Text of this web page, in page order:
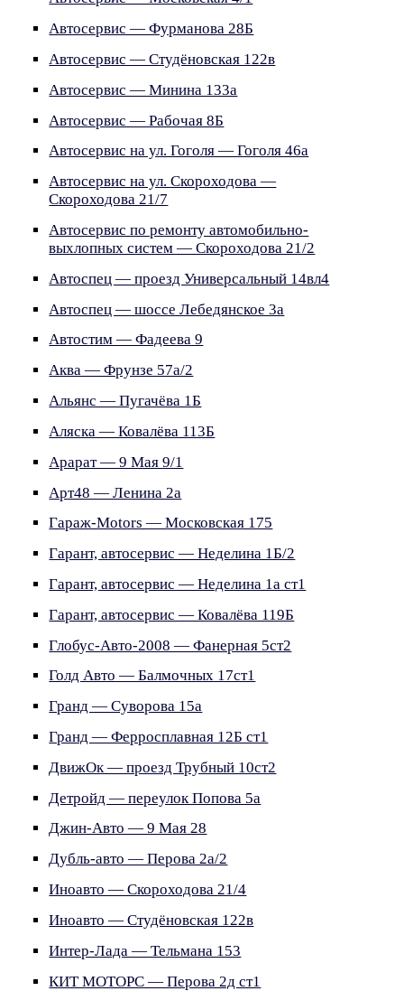
Автосервис — Фурманова 28Б
Автосервис — Студёновская 122в
Автосервис — Минина 133а
Автосервис — Рабочая 8Б
Автосервис на ул. Гоголя — Гоголя 46а
Автосервис на ул. Скороходова —
Скороходова 21/7
Автосервис по ремонту автомобильно-
выхлопных систем — Скороходова 21/2
Автоспец — проезд Универсальный 14вл4
Автоспец — шоссе Лебедянское 3а
Автостим — Фадеева 9
Аква — Фрунзе 57а/2
Альянс — Пугачёва 1Б
Аляска — Ковалёва 113Б
Арарат — 9 Мая 9/1
Арт48 — Ленина 2а
Гараж-Motors — Московская 175
Гарант, автосервис — Неделина 1Б/2
Гарант, автосервис — Неделина 1а ст1
Гарант, автосервис — Ковалёва 119Б
Глобус-Авто-2008 — Фанерная 5ст2
Голд Авто — Балмочных 17ст1
Гранд — Суворова 15а
Гранд — Ферросплавная 12Б ст1
ДвижОк — проезд Трубный 10ст2
Детройд — переулок Попова 5а
Джин-Авто — 9 Мая 28
Дубль-авто — Перова 2а/2
Иноавто — Скороходова 21/4
Иноавто — Студёновская 122в
Интер-Лада — Тельмана 153
КИТ МОТОРС — Перова 2д ст1